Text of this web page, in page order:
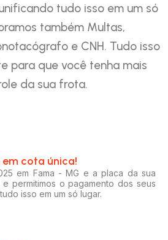
tudo isso em um só
também Multas,
e CNH. Tudo isso
para que você tenha mais
da sua frota.
em cota única!​
em Fama - MG e a placa da sua
permitimos o pagamento dos seus
isso em um só lugar.